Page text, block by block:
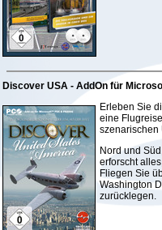
Discover USA - AddOn für
Erleben Sie
eine
szenarischen
Nord und
erforscht
Fliegen Sie
Washington
zurücklegen.